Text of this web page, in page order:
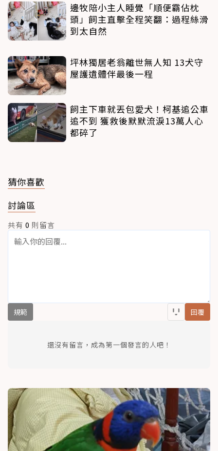
邊牧陪小主人睡覺「順便霸佔枕
頭」飼主直擊全程笑翻：過程絲滑
到太自然
坪林獨居老翁離世無人知 13犬守
屋護遺體伴最後一程
飼主下車就丟包愛犬！柯基追公車
追不到 獲救後默默流淚13萬人心
都碎了
猜你喜歡
討論區
共有 0 則留言
規範 回覆
還沒有留言，成為第一個發言的人吧！